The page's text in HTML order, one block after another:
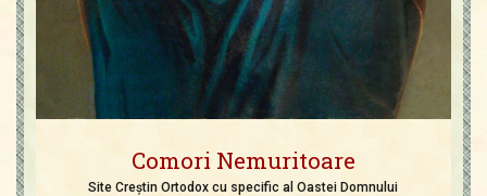
Comori Nemuritoare
Site Creștin Ortodox cu specific al Oastei Domnului